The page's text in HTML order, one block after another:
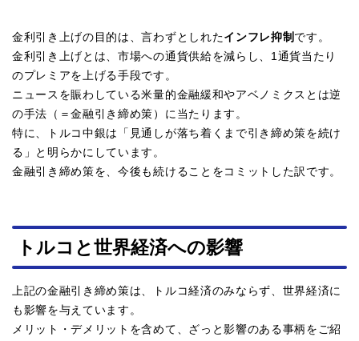
金利引き上げの目的は、言わずとしれたインフレ抑制 です。
金利引き上げとは、市場への通貨供給を減らし、1通貨当たり
のプレミアを上げる手段です。
ニュースを賑わしている米量的金融緩和やアベノミクスとは逆
の手法（＝金融引き締め策）に当たります。
特に、トルコ中銀は「見通しが落ち着くまで引き締め策を続け
る」と明らかにしています。
金融引き締め策を、今後も続けることをコミットした訳です。
トルコと世界経済への影響
上記の金融引き締め策は、トルコ経済のみならず、世界経済に
も影響を与えています。
メリット・デメリットを含めて、ざっと影響のある事柄をご紹